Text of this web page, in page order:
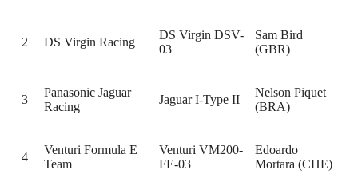
2 DS Virgin Racing
DS Virgin DSV-
03
Sam Bird
(GBR)
3
Panasonic Jaguar
Racing
Jaguar I-Type II
Nelson Piquet
(BRA)
4
Venturi Formula E
Team
Venturi VM200-
FE-03
Edoardo
Mortara (CHE)